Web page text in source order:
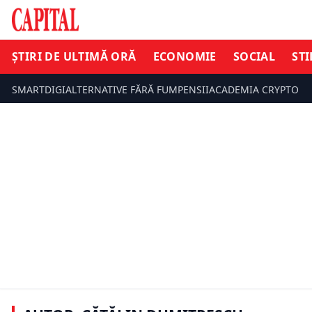
ȘTIRI DE ULTIMĂ ORĂ ECONOMIE SOCIAL
SMARTDIGIALTERNATIVE FĂRĂ FUMPENSIIACADEMIA CRYPTO
alimentară pentru tineri. Succes,